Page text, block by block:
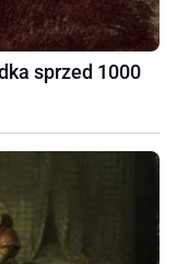
sprzed 1000